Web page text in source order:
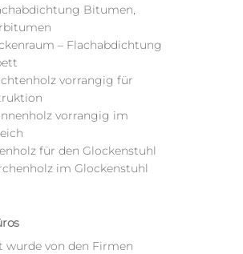
Bitumen,
– Flachabdichtung
vorrangig für
vorrangig im
für den Glockenstuhl
im Glockenstuhl
wurde von den Firmen